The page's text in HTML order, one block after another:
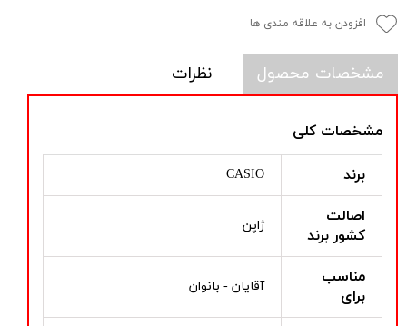
افزودن به علاقه مندی ها
مشخصات محصول نظرات
مشخصات کلی
برند CASIO
اصالت
کشور برند
ژاپن
مناسب
برای
آقایان - بانوان